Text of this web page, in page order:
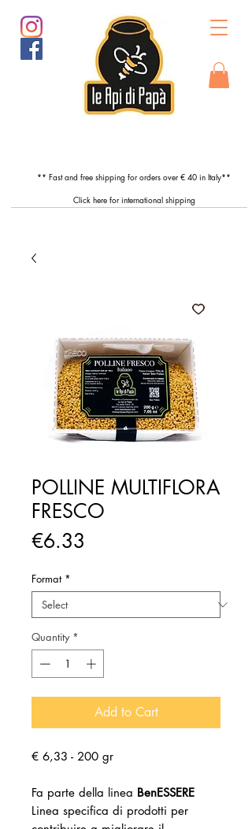
** Fast and free shipping for orders over € 40 in Italy**
Click here for international shipping
POLLINE MULTIFLORA
FRESCO
€6.33
Format *
Quantity *
Add to Cart
€ 6,33 - 200 gr
Fa parte della linea BenESSERE
Linea specifica di prodotti per